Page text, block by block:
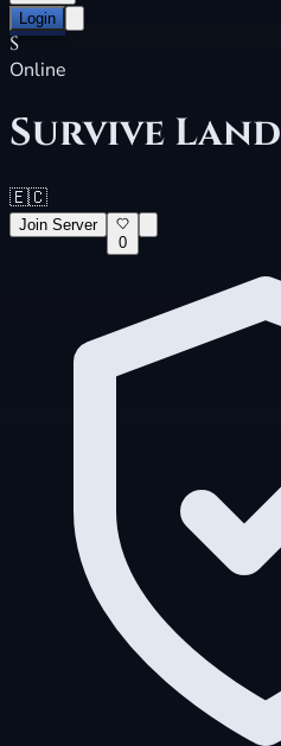
Login
S
Online
Survive Land
🇪🇨
Join Server
0